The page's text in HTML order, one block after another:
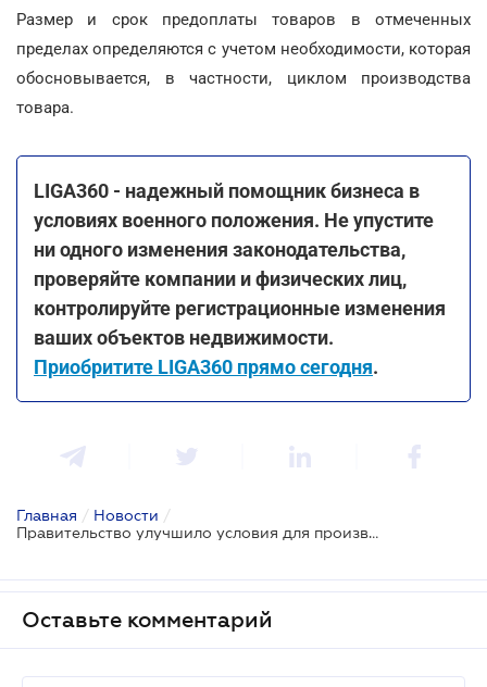
Размер и срок предоплаты товаров в отмеченных
пределах определяются с учетом необходимости, которая
обосновывается, в частности, циклом производства
товара.
LIGA360 - надежный помощник бизнеса в
условиях военного положения. Не упустите
ни одного изменения законодательства,
проверяйте компании и физических лиц,
контролируйте регистрационные изменения
ваших объектов недвижимости.
Приобритите LIGA360 прямо сегодня.
Главная / Новости /
Правительство улучшило условия для производителей БПЛА в Украине
Оставьте комментарий